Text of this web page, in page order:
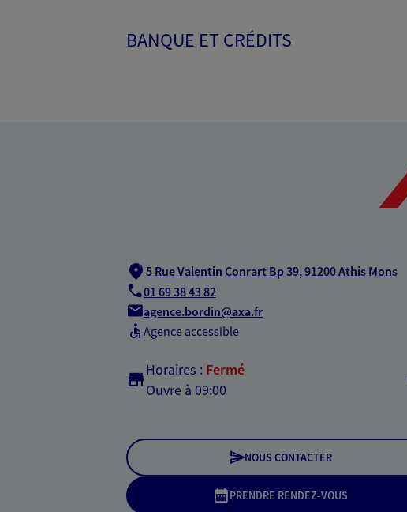
BANQUE ET CRÉDITS
5 Rue Valentin Conrart Bp 39,91200 Athis Mons
01 69 38 43 82
agence.bordin@axa.fr
Agence accessible
Horaires : Fermé
Ouvre à 09:00
NOUS CONTACTER
PRENDRE RENDEZ-VOUS